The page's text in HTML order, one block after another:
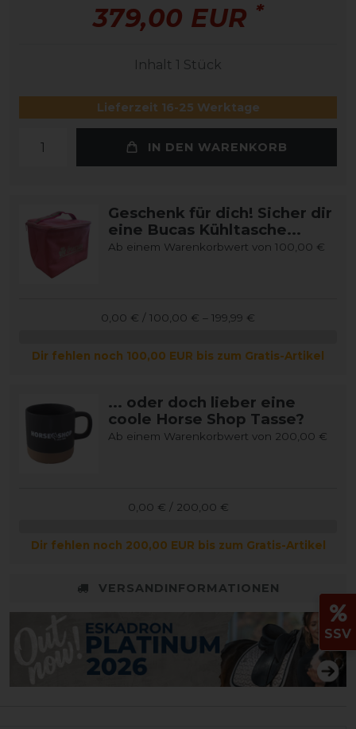
379,00 EUR *
Inhalt 1 Stück
Lieferzeit 16-25 Werktage
IN DEN WARENKORB
Geschenk für dich! Sicher dir
eine Bucas Kühltasche...
Ab einem Warenkorbwert von 100,00 €
0,00 € / 100,00 € – 199,99 €
Dir fehlen noch 100,00 EUR bis zum Gratis-Artikel
... oder doch lieber eine
coole Horse Shop Tasse?
Ab einem Warenkorbwert von 200,00 €
0,00 € / 200,00 €
Dir fehlen noch 200,00 EUR bis zum Gratis-Artikel
VERSANDINFORMATIONEN
SSV